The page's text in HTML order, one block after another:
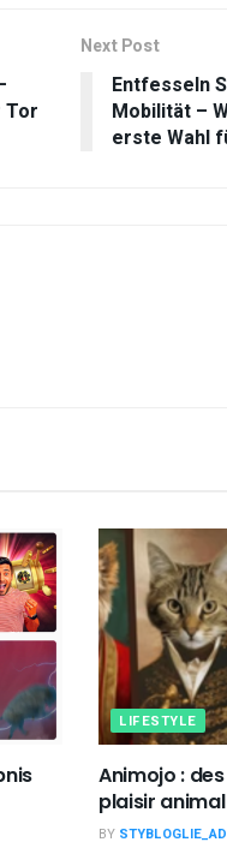
Tor
Next Post
Entfesseln
Mobilität –
erste Wahl
LIFESTYLE
Animojo :
plaisir animal
BY